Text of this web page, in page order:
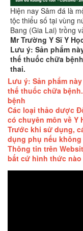
Hiện nay Sâm đá là
tộc thiểu số tại vùng
Bang (Gia Lai) trồng
Mr Trường Y Sĩ Y
Lưu ý: Sản phẩm
thế thuốc chữa
thai.
Lưu ý: Sản phẩm
thế thuốc chữa
bệnh
Các loại thảo dược
có chuyên môn về Y
Trước khi sử dụng,
dụng phụ nếu
Thông tin trên
bất cứ hình thức